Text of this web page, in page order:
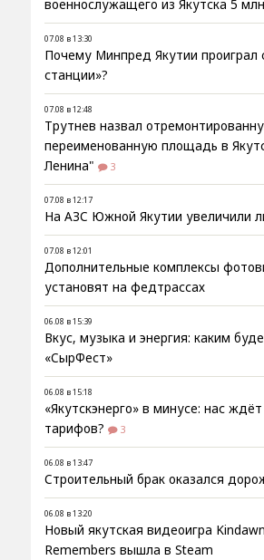
военнослужащего из Якутска 5
07.08 в 13:30
Почему Минпред Якутии проиграл
станции»?
07.08 в 12:48
Трутнев назвал
переименованную площадь в
Ленина"
3
07.08 в 12:17
На АЗС Южной Якутии увеличили
07.08 в 12:01
Дополнительные комплексы
установят на федтрассах
06.08 в 15:39
Вкус, музыка и энергия: каким
«СырФест»
06.08 в 15:18
«Якутскэнерго» в минусе: нас
тарифов?
3
06.08 в 13:47
Строительный брак оказался
06.08 в 13:20
Новый якутская видеоигра
Remembers вышла в Steam